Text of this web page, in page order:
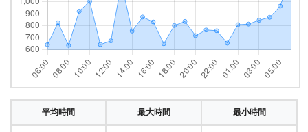
平均時間 最大時間 最小時間